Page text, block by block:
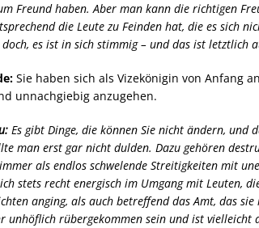
Freund haben. Aber man kann die richtigen
die Leute zu Feinden hat, die es sich
es ist in sich stimmig – und das ist letztlich
Sie haben sich als Vizekönigin von Anfang
unnachgiebig anzugehen.
Es gibt Dinge, die können Sie nicht ändern, und
man erst gar nicht dulden. Dazu gehören
als endlos schwelende Streitigkeiten mit
stets recht energisch im Umgang mit Leuten,
anging, als auch betreffend das Amt, das
unhöflich rübergekommen sein und ist